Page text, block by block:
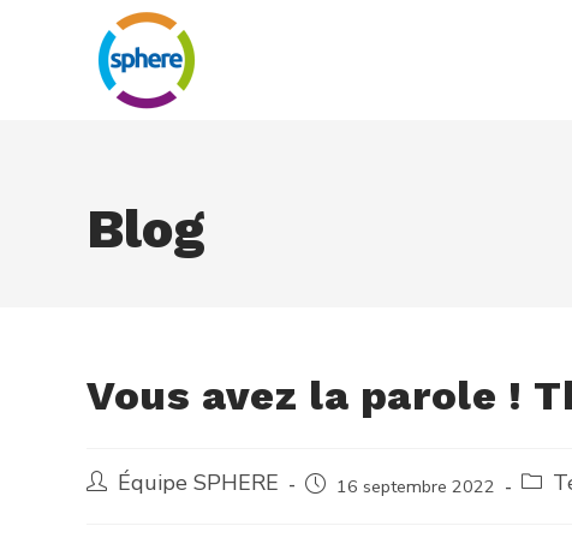
Blog
Vous avez la parole !
Équipe SPHERE 16 septembre 2022